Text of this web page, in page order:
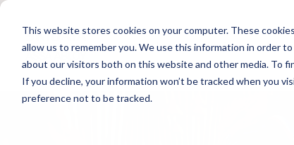
This website stores cookies on your computer. These
allow us to remember you. We use this information in order
about our visitors both on this website and other media. To
If you decline, your information won’t be tracked when you
preference not to be tracked.
Segmentos Soluções